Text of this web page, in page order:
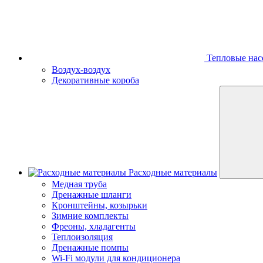
Тепловые
Воздух-воздух
Декоративные короба
Расходные материалы
Медная труба
Дренажные шланги
Кронштейны, козырьки
Зимние комплекты
Фреоны, хладагенты
Теплоизоляция
Дренажные помпы
Wi-Fi модули для кондиционера